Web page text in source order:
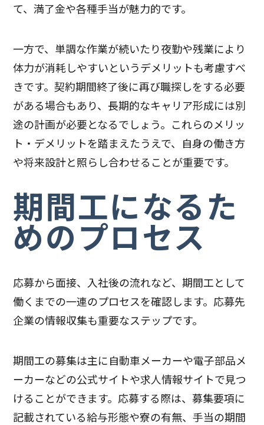
て、満了金や各種手当が魅力的です。
一方で、単調な作業が続いたり夜勤や残業により
体力が消耗しやすいというデメリットも考慮すべ
きです。契約期間終了後に再び職探しをする必要
がある場合もあり、長期的なキャリア形成には別
途の計画が必要となるでしょう。これらのメリッ
ト・デメリットを踏まえたうえで、自身の働き方
や将来設計と照らし合わせることが重要です。
期間工になるた
めのプロセス
応募から面接、入社後の流れなど、期間工として
働くまでの一連のプロセスを確認します。応募先
企業の情報収集も重要なステップです。
期間工の募集は主に自動車メーカーや電子部品メ
ーカーなどの公式サイトや求人情報サイトで見つ
けることができます。応募する際は、募集要項に
記載されている給与形態や寮の有無、手当の期間